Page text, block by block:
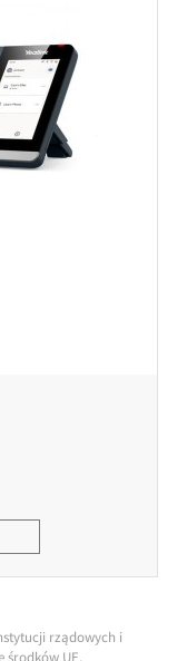
rządowych i
środków UE.